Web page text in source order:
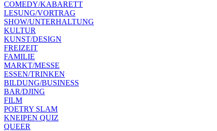
COMEDY/KABARETT
LESUNG/VORTRAG
SHOW/UNTERHALTUNG
KULTUR
KUNST/DESIGN
FREIZEIT
FAMILIE
MARKT/MESSE
ESSEN/TRINKEN
BILDUNG/BUSINESS
BAR/DJING
FILM
POETRY SLAM
KNEIPEN QUIZ
QUEER